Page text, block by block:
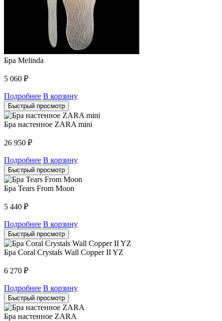
Бра Melinda
5 060 ₽
Подробнее В корзину
Быстрый просмотр
Бра настенное ZARA mini
26 950 ₽
Подробнее В корзину
Быстрый просмотр
Бра Tears From Moon
5 440 ₽
Подробнее В корзину
Быстрый просмотр
Бра Coral Crystals Wall Copper II YZ
6 270 ₽
Подробнее В корзину
Быстрый просмотр
Бра настенное ZARA